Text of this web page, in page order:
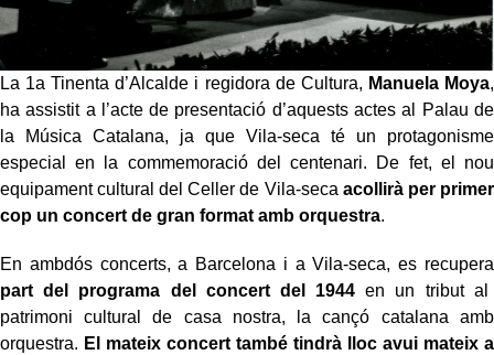
La 1a Tinenta d’Alcalde i regidora de Cultura, Manuela Moya,
ha assistit a l’acte de presentació d’aquests actes al Palau de
la Música Catalana, ja que Vila-seca té un protagonisme
especial en la commemoració del centenari. De fet, el nou
equipament cultural del Celler de Vila-seca acollirà per primer
cop un concert de gran format amb orquestra.
En ambdós concerts, a Barcelona i a Vila-seca, es recupera
part del programa del concert del 1944 en un tribut al
patrimoni cultural de casa nostra, la cançó catalana amb
orquestra. El mateix concert també tindrà lloc avui mateix a